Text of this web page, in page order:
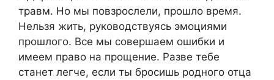
травм. Но мы повзрослели, прошло время.
Нельзя жить, руководствуясь эмоциями
прошлого. Все мы совершаем ошибки и
имеем право на прощение. Разве тебе
станет легче, если ты бросишь родного отца